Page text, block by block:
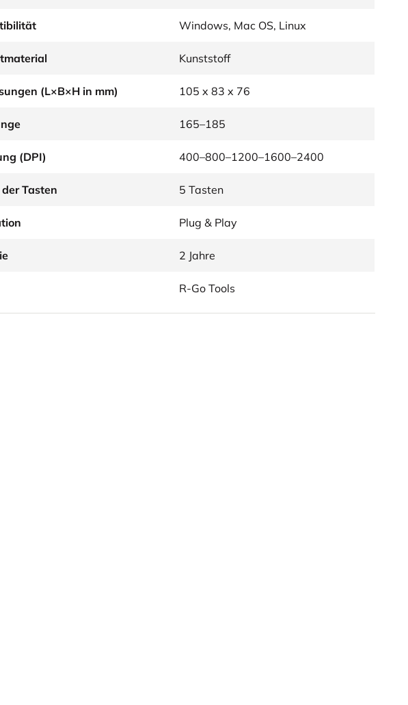
Windows, Mac OS, Linux
Kunststoff
(L×B×H in mm) 105 x 83 x 76
165–185
(DPI) 400–800–1200–1600–2400
Tasten 5 Tasten
Plug & Play
2 Jahre
R-Go Tools